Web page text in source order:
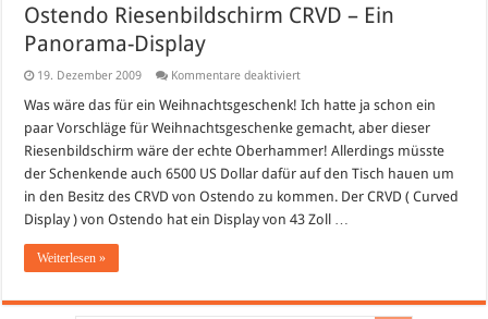
Ostendo Riesenbildschirm CRVD – Ein
Panorama-Display
19. Dezember 2009 Kommentare deaktiviertfür
Riesenbildschirm
–
Panorama-
Display
Was wäre das für ein Weihnachtsgeschenk! Ich hatte ja schon ein
paar Vorschläge für Weihnachtsgeschenke gemacht, aber dieser
Riesenbildschirm wäre der echte Oberhammer! Allerdings müsste
der Schenkende auch 6500 US Dollar dafür auf den Tisch hauen um
in den Besitz des CRVD von Ostendo zu kommen. Der CRVD ( Curved
Display ) von Ostendo hat ein Display von 43 Zoll …
Weiterlesen »